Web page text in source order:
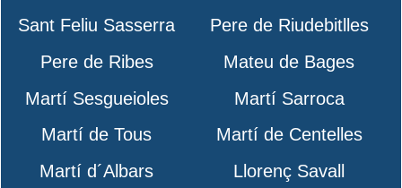
Sant Feliu Sasserra
Pere de Riudebitlles
Pere de Ribes
Mateu de Bages
Martí Sesgueioles
Martí Sarroca
Martí de Tous
Martí de Centelles
Martí d´Albars
Llorenç Savall